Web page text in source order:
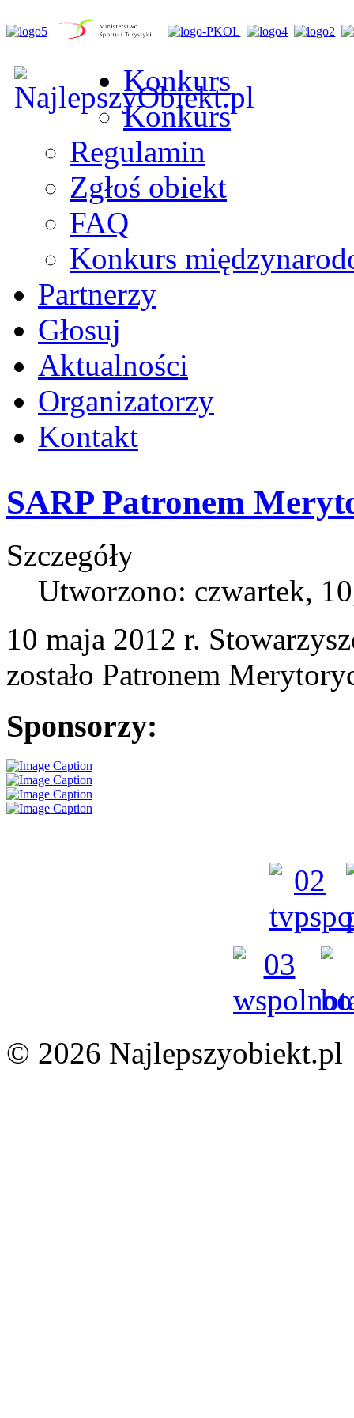
Konkurs
Konkurs
Regulamin
Zgłoś obiekt
FAQ
Konkurs
Partnerzy
Głosuj
Aktualności
Organizatorzy
Kontakt
SARP Patronem
Szczegóły
Utworzono: czwartek,
10 maja 2012 r.
zostało Patronem
Sponsorzy:
© 2026 Najlepszyobiekt.pl